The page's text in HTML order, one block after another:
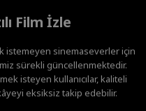
Film İzle
istemeyen sinemaseverler için
sürekli güncellenmektedir.
isteyen kullanıcılar, kaliteli
eksiksiz takip edebilir.